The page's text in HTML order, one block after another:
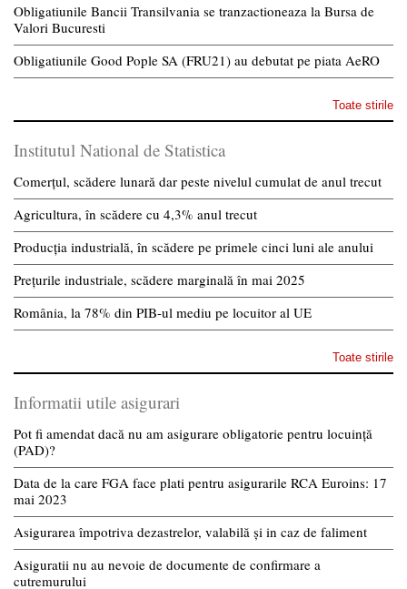
Obligatiunile Bancii Transilvania se tranzactioneaza la Bursa de
Valori Bucuresti
Obligatiunile Good Pople SA (FRU21) au debutat pe piata AeRO
Toate stirile
Institutul National de Statistica
Comerțul, scădere lunară dar peste nivelul cumulat de anul trecut
Agricultura, în scădere cu 4,3% anul trecut
Producția industrială, în scădere pe primele cinci luni ale anului
Prețurile industriale, scădere marginală în mai 2025
România, la 78% din PIB-ul mediu pe locuitor al UE
Toate stirile
Informatii utile asigurari
Pot fi amendat dacă nu am asigurare obligatorie pentru locuință
(PAD)?
Data de la care FGA face plati pentru asigurarile RCA Euroins: 17
mai 2023
Asigurarea împotriva dezastrelor, valabilă și in caz de faliment
Asiguratii nu au nevoie de documente de confirmare a
cutremurului